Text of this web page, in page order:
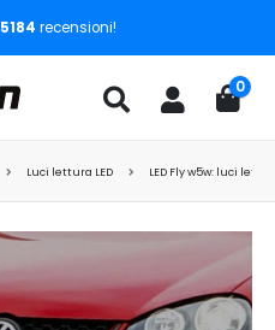
5184 recensioni!
0
Luci lettura LED LED Fly w5w: luci